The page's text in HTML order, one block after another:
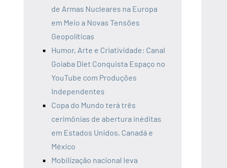
de Armas Nucleares na Europa
em Meio a Novas Tensões
Geopolíticas
Humor, Arte e Criatividade: Canal
Goiaba Diet Conquista Espaço no
YouTube com Produções
Independentes
Copa do Mundo terá três
cerimônias de abertura inéditas
em Estados Unidos, Canadá e
México
Mobilização nacional leva